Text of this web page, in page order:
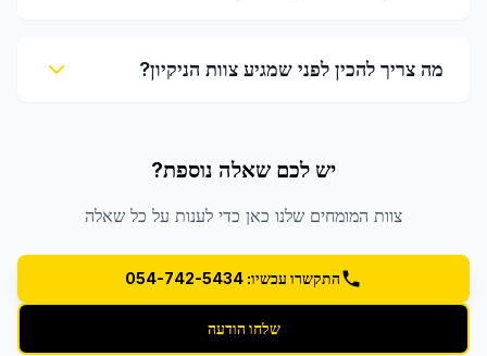
מה צריך להכין לפני שמגיע צוות הניקיון?
יש לכם שאלה נוספת?
צוות המומחים שלנו כאן כדי לענות על כל שאלה
התקשרו עכשיו: 054-742-5434
שלחו הודעה